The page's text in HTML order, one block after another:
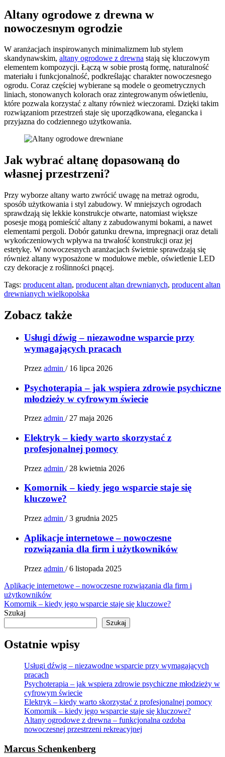
Altany ogrodowe z drewna w
nowoczesnym ogrodzie
W aranżacjach inspirowanych minimalizmem lub stylem
skandynawskim, altany ogrodowe z drewna stają się kluczowym
elementem kompozycji. Łączą w sobie prostą formę, naturalność
materiału i funkcjonalność, podkreślając charakter nowoczesnego
ogrodu. Coraz częściej wybierane są modele o geometrycznych
liniach, stonowanych kolorach oraz zintegrowanym oświetleniu,
które pozwala korzystać z altany również wieczorami. Dzięki takim
rozwiązaniom przestrzeń staje się uporządkowana, elegancka i
przyjazna do codziennego użytkowania.
Jak wybrać altanę dopasowaną do
własnej przestrzeni?
Przy wyborze altany warto zwrócić uwagę na metraż ogrodu,
sposób użytkowania i styl zabudowy. W mniejszych ogrodach
sprawdzają się lekkie konstrukcje otwarte, natomiast większe
posesje mogą pomieścić altany z zabudowanymi bokami, a nawet
elementami pergoli. Dobór gatunku drewna, impregnacji oraz detali
wykończeniowych wpływa na trwałość konstrukcji oraz jej
estetykę. W nowoczesnych aranżacjach świetnie sprawdzają się
również altany wyposażone w modułowe meble, oświetlenie LED
czy dekoracje z roślinności pnącej.
Tags: producent altan, producent altan drewnianych, producent altan
drewnianych wielkopolska
Zobacz także
Usługi dźwig – niezawodne wsparcie przy
wymagających pracach
Przez admin / 16 lipca 2026
Psychoterapia – jak wspiera zdrowie psychiczne
młodzieży w cyfrowym świecie
Przez admin / 27 maja 2026
Elektryk – kiedy warto skorzystać z
profesjonalnej pomocy
Przez admin / 28 kwietnia 2026
Komornik – kiedy jego wsparcie staje się
kluczowe?
Przez admin / 3 grudnia 2025
Aplikacje internetowe – nowoczesne
rozwiązania dla firm i użytkowników
Przez admin / 6 listopada 2025
Nawigacja
wpisu
Aplikacje internetowe – nowoczesne rozwiązania dla firm i
użytkowników
Komornik – kiedy jego wsparcie staje się kluczowe?
Szukaj
Szukaj
Ostatnie wpisy
Usługi dźwig – niezawodne wsparcie przy wymagających
pracach
Psychoterapia – jak wspiera zdrowie psychiczne młodzieży w
cyfrowym świecie
Elektryk – kiedy warto skorzystać z profesjonalnej pomocy
Komornik – kiedy jego wsparcie staje się kluczowe?
Altany ogrodowe z drewna – funkcjonalna ozdoba
nowoczesnej przestrzeni rekreacyjnej
Marcus Schenkenberg